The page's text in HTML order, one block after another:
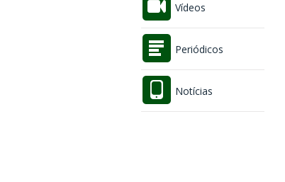
Vídeos
Periódicos
Notícias